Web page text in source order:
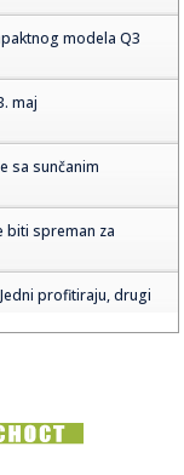
modela Q3
maj
sa sunčanim
biti spreman za
profitiraju, drugi
trpezu, evo bez